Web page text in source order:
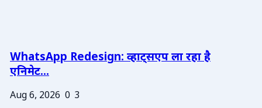
WhatsApp Redesign: व्हाट्सएप ला रहा है
एनिमेट...
Aug 6, 2026 0 3